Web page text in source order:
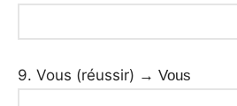
9. Vous (réussir) → Vous